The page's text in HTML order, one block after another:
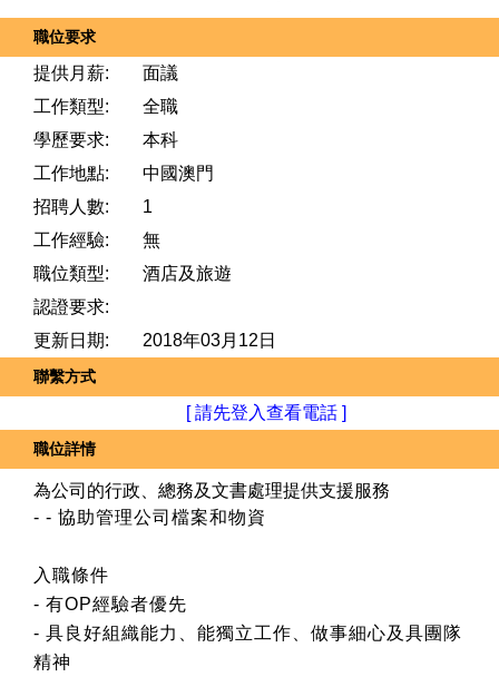
職位要求
提供月薪:
面議
工作類型:
全職
學歷要求:
本科
工作地點:
中國澳門
招聘人數:
1
工作經驗:
無
職位類型:
酒店及旅遊
認證要求:
更新日期:
2018年03月12日
聯繫方式
[ 請先登入查看電話 ]
職位詳情
為公司的行政、總務及文書處理提供支援服務
- - 協助管理公司檔案和物資
入職條件
- 有OP經驗者優先
- 具良好組織能力、能獨立工作、做事細心及具團隊
精神